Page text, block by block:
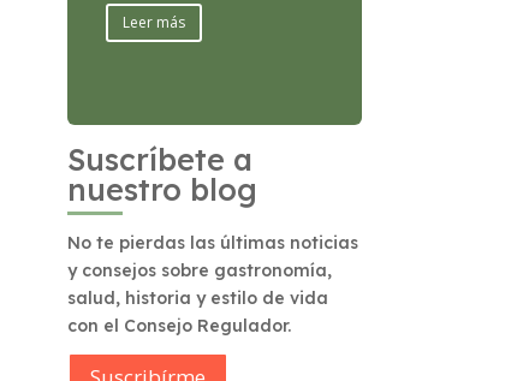
Leer más
Suscríbete a
nuestro blog
No te pierdas las últimas noticias
y consejos sobre gastronomía,
salud, historia y estilo de vida
con el Consejo Regulador.